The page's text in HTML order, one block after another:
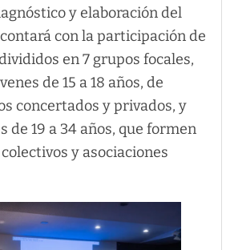
y elaboración del
con la participación de
en 7 grupos focales,
de 15 a 18 años, de
concertados y privados, y
de 19 a 34 años, que formen
y asociaciones